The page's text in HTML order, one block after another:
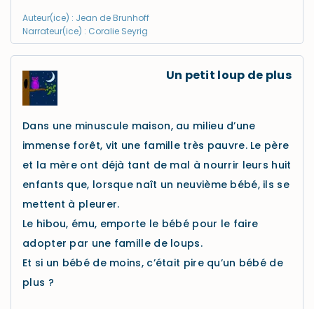
Auteur(ice) : Jean de Brunhoff
Narrateur(ice) : Coralie Seyrig
Un petit loup de plus
Dans une minuscule maison, au milieu d’une
immense forêt, vit une famille très pauvre. Le père
et la mère ont déjà tant de mal à nourrir leurs huit
enfants que, lorsque naît un neuvième bébé, ils se
mettent à pleurer.
Le hibou, ému, emporte le bébé pour le faire
adopter par une famille de loups.
Et si un bébé de moins, c’était pire qu’un bébé de
plus ?